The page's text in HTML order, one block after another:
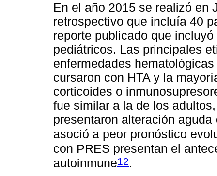
En el año 2015 se realizó en
retrospectivo que incluía 40
reporte publicado que
pediátricos. Las principales
enfermedades
cursaron con HTA y la
corticoides o
fue similar a la de los
presentaron alteración
asoció a peor pronóstico
con PRES presentan el
autoinmune12.